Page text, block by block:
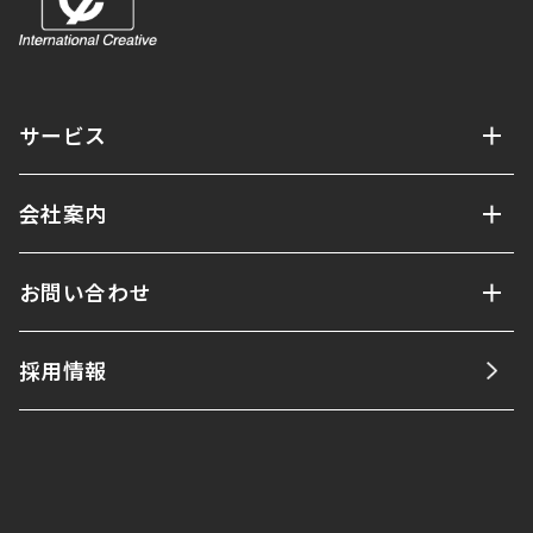
サービス
会社案内
お問い合わせ
採用情報